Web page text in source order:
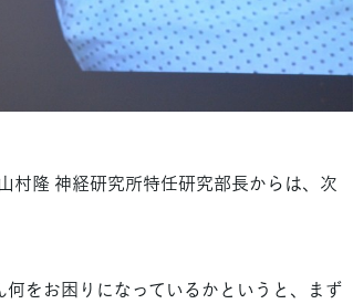
隆 神経研究所特任研究部長からは、次
をお困りになっているかというと、まず